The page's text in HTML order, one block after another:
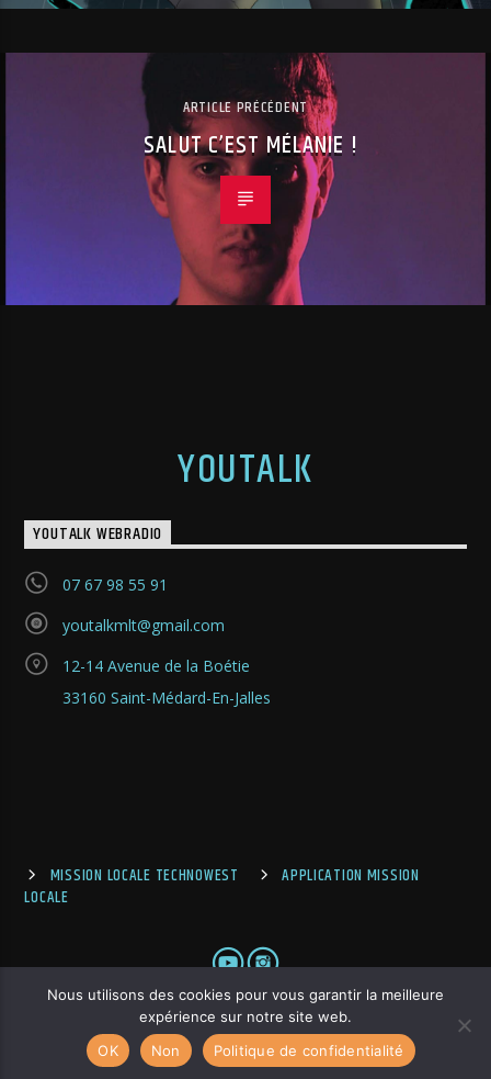
ARTICLE PRÉCÉDENT
SALUT C’EST MÉLANIE !
YOUTALK
YOUTALK WEBRADIO
07 67 98 55 91
youtalkmlt@gmail.com
12-14 Avenue de la Boétie
33160 Saint-Médard-En-Jalles
MISSION LOCALE TECHNOWEST
APPLICATION MISSION
LOCALE
Nous utilisons des cookies pour vous garantir la meilleure
expérience sur notre site web.
OK
Non Politique de confidentialité